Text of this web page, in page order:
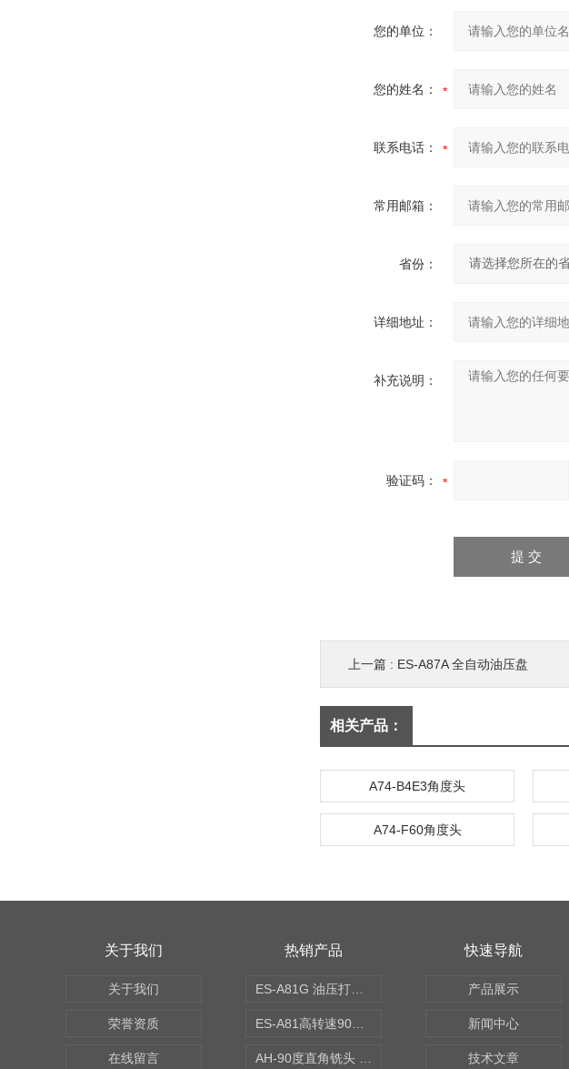
您的单位：
您的姓名：
联系电话：
常用邮箱：
省份：
详细地址：
补充说明：
验证码：
上一篇 : ES-A87A 全自动油压盘
相关产品：
A74-B4E3角度头
A74-F60角度头
关于我们
关于我们
荣誉资质
在线留言
热销产品 快速导航
产品展示
新闻中心
技术文章